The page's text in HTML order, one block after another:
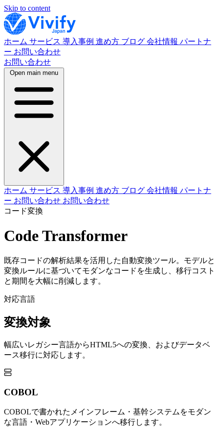
Skip to content
ホーム サービス 導入事例 進め方 ブログ 会社情報 パートナ
ー お問い合わせ
お問い合わせ
Open main menu
ホーム サービス 導入事例 進め方 ブログ 会社情報 パートナ
ー お問い合わせ お問い合わせ
コード変換
Code Transformer
既存コードの解析結果を活用した自動変換ツール。モデルと
変換ルールに基づいてモダンなコードを生成し、移行コスト
と期間を大幅に削減します。
対応言語
変換対象
幅広いレガシー言語からHTML5への変換、およびデータベ
ース移行に対応します。
COBOL
COBOLで書かれたメインフレーム・基幹システムをモダン
な言語・Webアプリケーションへ移行します。